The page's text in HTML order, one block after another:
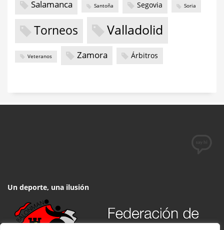
Salamanca Santoña Segovia Soria
Torneos Valladolid
Veteranos Zamora Árbitros
Un deporte, una ilusión